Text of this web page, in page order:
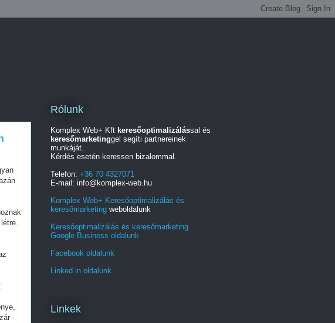
-
Rólunk
Komplex Web+ Kft keresőoptimalizálással és
keresőmarketinggel segíti partnereinek
munkáját.
Kérdés esetén keressen bizalommal.
Telefon: +36 70 4327071
E-mail: info@komplex-web.hu
Komplex Web+ Keresőoptimalizálás és
keresőmarketing weboldalunk
Keresőoptimalizálás és keresőmarketing
Google Business oldalunk
Facebook oldalunk
Linked in oldalunk
Linkek